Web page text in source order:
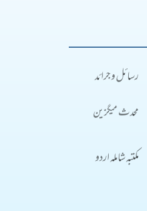
رسائل و جرائد
محدث میگزین
مکتبہ شاملہ اردو